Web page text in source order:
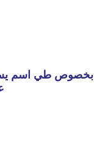
بخصوص طي اسم